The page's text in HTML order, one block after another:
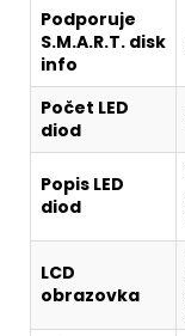
Podporuje
S.M.A.R.T. disk
info
Počet LED
diod
Popis LED
diod
LCD
obrazovka